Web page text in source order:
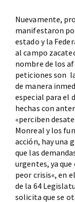
Nuevamente,
manifestaron
estado y la
al campo
nombre de los
peticiones son
de manera
especial para el
hechas con
«perciben
Monreal y los
acción, hay una
que las
urgentes, ya
peor crisis«, en
de la 64
solicita que se